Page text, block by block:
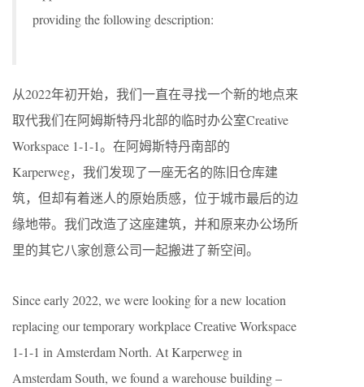
providing the following description:
从2022年初开始，我们一直在寻找一个新的地点来
取代我们在阿姆斯特丹北部的临时办公室Creative
Workspace 1-1-1。在阿姆斯特丹南部的
Karperweg，我们发现了一座无名的陈旧仓库建
筑，但却有着迷人的原始质感，位于城市最后的边
缘地带。我们改造了这座建筑，并和原来办公场所
里的其它八家创意公司一起搬进了新空间。
Since early 2022, we were looking for a new location
replacing our temporary workplace Creative Workspace
1-1-1 in Amsterdam North. At Karperweg in
Amsterdam South, we found a warehouse building –